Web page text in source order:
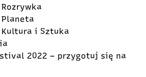
Planeta
Kultura i Sztuka
2022 – przygotuj się na